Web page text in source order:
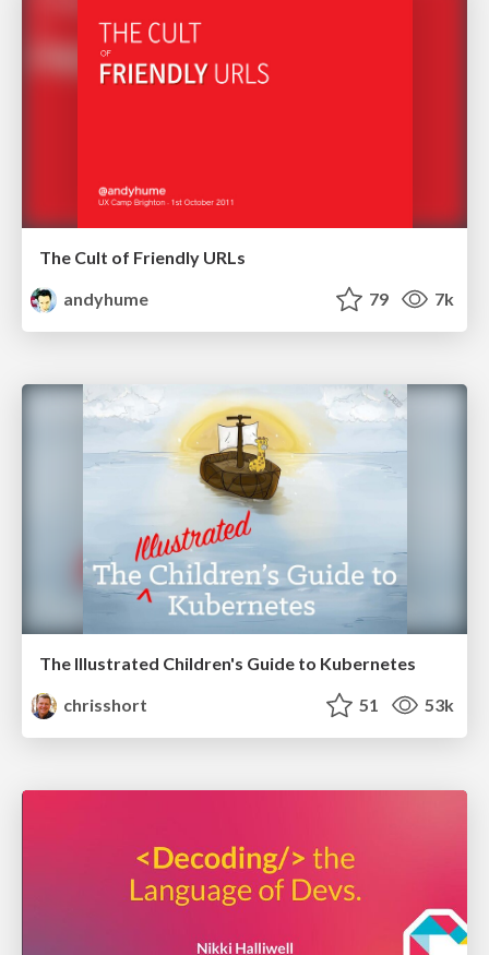
The Cult of Friendly URLs
andyhume
79 7k
The Illustrated Children's Guide to Kubernetes
chrisshort
51 53k